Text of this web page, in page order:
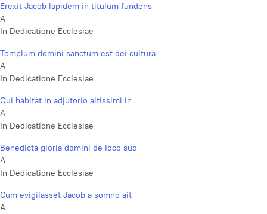
Erexit Jacob lapidem in titulum fundens
A
In Dedicatione Ecclesiae
Templum domini sanctum est dei cultura
A
In Dedicatione Ecclesiae
Qui habitat in adjutorio altissimi in
A
In Dedicatione Ecclesiae
Benedicta gloria domini de loco suo
A
In Dedicatione Ecclesiae
Cum evigilasset Jacob a somno ait
A